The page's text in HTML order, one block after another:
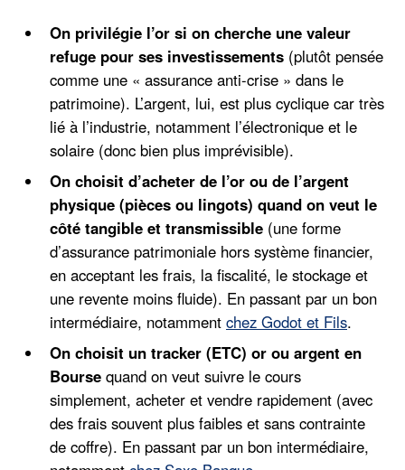
On privilégie l’or si on cherche une valeur
refuge pour ses investissements (plutôt pensée
comme une « assurance anti-crise » dans le
patrimoine). L’argent, lui, est plus cyclique car très
lié à l’industrie, notamment l’électronique et le
solaire (donc bien plus imprévisible).
On choisit d’acheter de l’or ou de l’argent
physique (pièces ou lingots) quand on veut le
côté tangible et transmissible (une forme
d’assurance patrimoniale hors système financier,
en acceptant les frais, la fiscalité, le stockage et
une revente moins fluide). En passant par un bon
intermédiaire, notamment chez Godot et Fils.
On choisit un tracker (ETC) or ou argent en
Bourse quand on veut suivre le cours
simplement, acheter et vendre rapidement (avec
des frais souvent plus faibles et sans contrainte
de coffre). En passant par un bon intermédiaire,